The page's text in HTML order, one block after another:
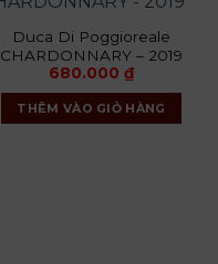
Duca Di Poggioreale
CHARDONNARY – 2019
680.000 ₫
THÊM VÀO GIỎ HÀNG